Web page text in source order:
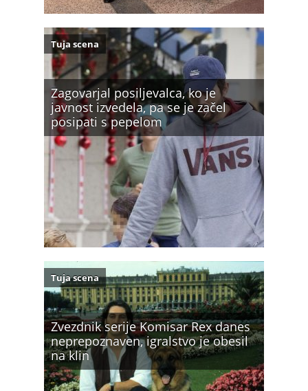
Zagovarjal posiljevalca, ko je
javnost izvedela, pa se je začel
posipati s pepelom
Tuja scena
Zvezdnik serije Komisar Rex danes
neprepoznaven, igralstvo je obesil
na klin
Tuja scena